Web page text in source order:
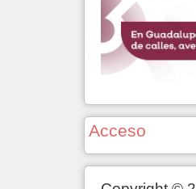
Acceso